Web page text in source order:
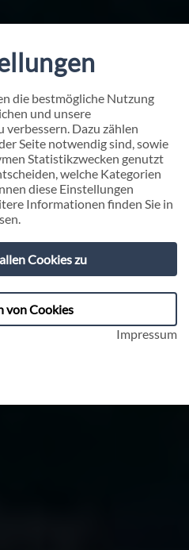
die bestmögliche Nutzung
und unsere
Dazu zählen
Seite notwendig sind, sowie
Statistikzwecken genutzt
welche Kategorien
diese Einstellungen
Informationen finden Sie in
.
Cookies zu
von Cookies
Impressum